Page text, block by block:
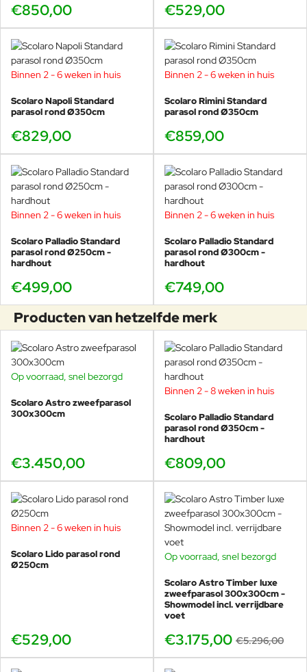
€850,00 €529,00
Binnen 2 - 6 weken in huis
Scolaro Napoli Standard
parasol rond Ø350cm
€829,00
Binnen 2 - 6 weken in huis
Scolaro Rimini Standard
parasol rond Ø350cm
€859,00
Binnen 2 - 6 weken in huis
Scolaro Palladio Standard
parasol rond Ø250cm -
hardhout
€499,00
Binnen 2 - 6 weken in huis
Scolaro Palladio Standard
parasol rond Ø300cm -
hardhout
€749,00
Producten van hetzelfde merk
Op voorraad, snel bezorgd
Scolaro Astro zweefparasol
300x300cm
€3.450,00
Binnen 2 - 8 weken in huis
Scolaro Palladio Standard
parasol rond Ø350cm -
hardhout
€809,00
Binnen 2 - 6 weken in huis
Scolaro Lido parasol rond
Ø250cm
€529,00
SHOWMODEL
Op voorraad, snel bezorgd
Scolaro Astro Timber luxe
zweefparasol 300x300cm -
Showmodel incl. verrijdbare
voet
€3.175,00 €5.296,00